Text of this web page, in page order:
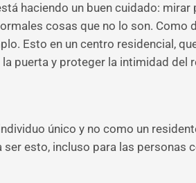
haciendo un buen cuidado:
cosas que no lo son. Como
Esto en un centro residencial,
puerta y proteger la intimidad del
único y no como un
esto, incluso para las personas